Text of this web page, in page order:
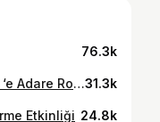
76.3k
8 Mart Dünya Kadınlar Günü / 8 ‘e Adare Roja Jînan #8mart #sekizmartdünyakadınlargünü #8adarêpîrozbe31.3k
Etkinliği 24.8k